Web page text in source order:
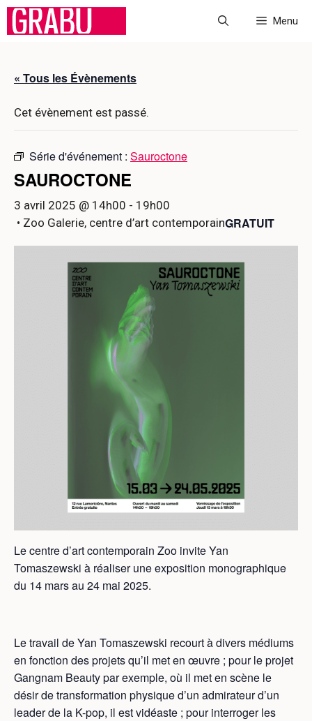
Aller
Menu
« Tous les Évènements
Cet évènement est passé.
Série d'événement : Sauroctone
SAUROCTONE
3 avril 2025 @ 14h00 - 19h00
GRATUIT
• Zoo Galerie, centre d’art contemporain
Le centre d’art contemporain Zoo invite Yan
Tomaszewski à réaliser une exposition monographique
du 14 mars au 24 mai 2025.
Le travail de Yan Tomaszewski recourt à divers médiums
en fonction des projets qu’il met en œuvre ; pour le projet
Gangnam Beauty par exemple, où il met en scène le
désir de transformation physique d’un admirateur d’un
leader de la K-pop, il est vidéaste ; pour interroger les